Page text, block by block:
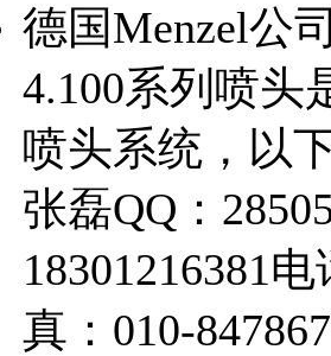
德国Menzel公
4.100系列喷头
喷头系统，以
张磊QQ：
18301216381
真：010-